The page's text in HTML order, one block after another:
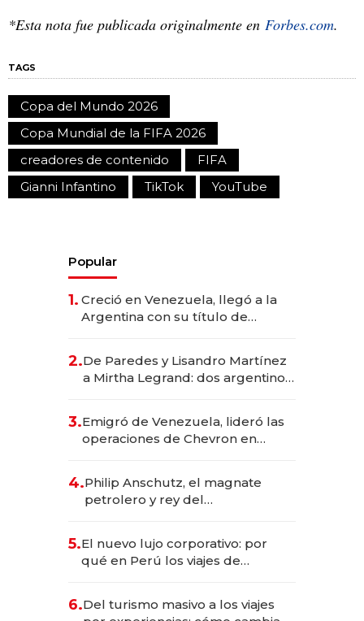
*Esta nota fue publicada originalmente en Forbes.com.
TAGS
Copa del Mundo 2026
Copa Mundial de la FIFA 2026
creadores de contenido
FIFA
Gianni Infantino
TikTok YouTube
Popular
1. Creció en Venezuela, llegó a la
Argentina con su título de
las marcas "fast premium"
2.De Paredes y Lisandro Martínez
a Mirtha Legrand: dos argentinos
3.Emigró de Venezuela, lideró las
operaciones de Chevron en
4.Philip Anschutz, el magnate
petrolero y rey del
Fénix
5.El nuevo lujo corporativo: por
qué en Perú los viajes de
transformadoras
6.Del turismo masivo a los viajes